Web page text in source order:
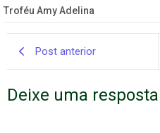
Troféu Amy Adelina
Post anterior
Deixe uma resposta